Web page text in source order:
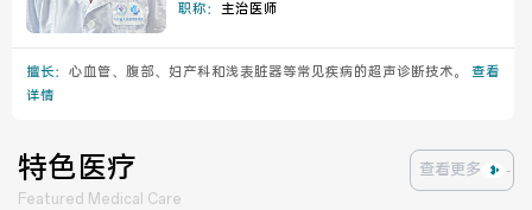
职称：主治医师
擅长： 心血管、腹部、妇产科和浅表脏器等常见疾病的超声诊断技术。 查看
详情
特色医疗
Featured Medical Care
查看更多